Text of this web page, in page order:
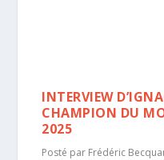
INTERVIEW
CHAMPION DU
2025
Posté par Frédéric